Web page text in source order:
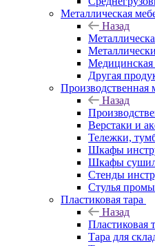
Металлическая
Назад
Медицинская
Другая
Производственная
Назад
Верстаки и
Тележки,
Шкафы
Шкафы
Стенды
Cтулья
Пластиковая тара
Назад
Пластиковая
Тара для